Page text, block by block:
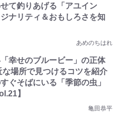
て釣りあげる「アユイン
ナリティ＆おもしろさを知
あめのちはれ
幸せのブルービー」の正体
な場所で見つけるコツを紹介
すぐそばにいる「季節の虫」
】
亀田恭平